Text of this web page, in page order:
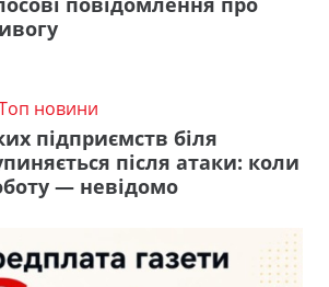
новини
підприємств біля
після атаки: коли
— невідомо